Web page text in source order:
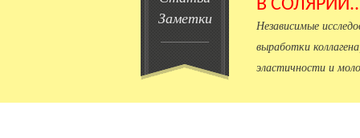
Заметки
В
Независимые
выработки
эластичности и